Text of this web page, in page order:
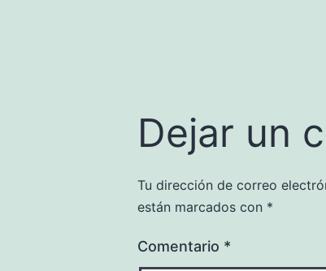
Dejar un
Tu dirección de correo
están marcados con *
Comentario *